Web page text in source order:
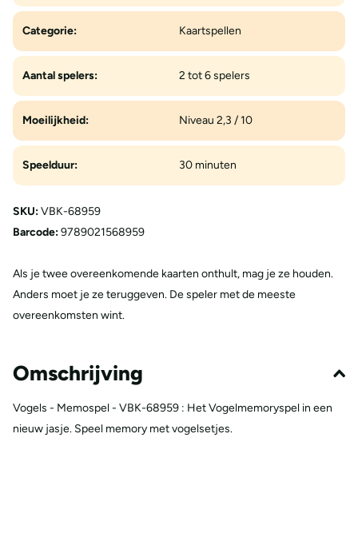
Categorie: Kaartspellen
Aantal spelers: 2 tot 6 spelers
Moeilijkheid: Niveau 2,3 / 10
Speelduur: 30 minuten
SKU:VBK-68959
Barcode:9789021568959
Als je twee overeenkomende kaarten onthult, mag je ze houden.
Anders moet je ze teruggeven. De speler met de meeste
overeenkomsten wint.
Omschrijving
Vogels - Memospel - VBK-68959 : Het Vogelmemoryspel in een
nieuw jasje. Speel memory met vogelsetjes.